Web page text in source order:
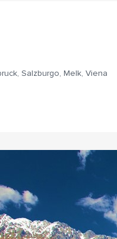
Salzburgo, Melk, Viena